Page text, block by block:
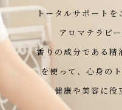
トータルサポートを
アロマテラピ
香りの成分である精
を使って、心身の
健康や美容に役